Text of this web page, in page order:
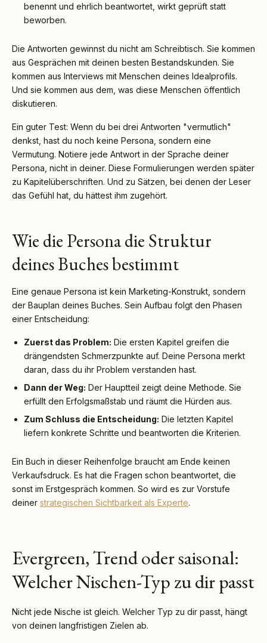
benennt und ehrlich beantwortet, wirkt geprüft statt
beworben.
Die Antworten gewinnst du nicht am Schreibtisch. Sie kommen
aus Gesprächen mit deinen besten Bestandskunden. Sie
kommen aus Interviews mit Menschen deines Idealprofils.
Und sie kommen aus dem, was diese Menschen öffentlich
diskutieren.
Ein guter Test: Wenn du bei drei Antworten "vermutlich"
denkst, hast du noch keine Persona, sondern eine
Vermutung. Notiere jede Antwort in der Sprache deiner
Persona, nicht in deiner. Diese Formulierungen werden später
zu Kapitelüberschriften. Und zu Sätzen, bei denen der Leser
das Gefühl hat, du hättest ihm zugehört.
Wie die Persona die Struktur
deines Buches bestimmt
Eine genaue Persona ist kein Marketing-Konstrukt, sondern
der Bauplan deines Buches. Sein Aufbau folgt den Phasen
einer Entscheidung:
Zuerst das Problem: Die ersten Kapitel greifen die
drängendsten Schmerzpunkte auf. Deine Persona merkt
daran, dass du ihr Problem verstanden hast.
Dann der Weg: Der Hauptteil zeigt deine Methode. Sie
erfüllt den Erfolgsmaßstab und räumt die Hürden aus.
Zum Schluss die Entscheidung: Die letzten Kapitel
liefern konkrete Schritte und beantworten die Kriterien.
Ein Buch in dieser Reihenfolge braucht am Ende keinen
Verkaufsdruck. Es hat die Fragen schon beantwortet, die
sonst im Erstgespräch kommen. So wird es zur Vorstufe
deiner strategischen Sichtbarkeit als Experte.
Evergreen, Trend oder saisonal:
Welcher Nischen-Typ zu dir passt
Nicht jede Nische ist gleich. Welcher Typ zu dir passt, hängt
von deinen langfristigen Zielen ab.